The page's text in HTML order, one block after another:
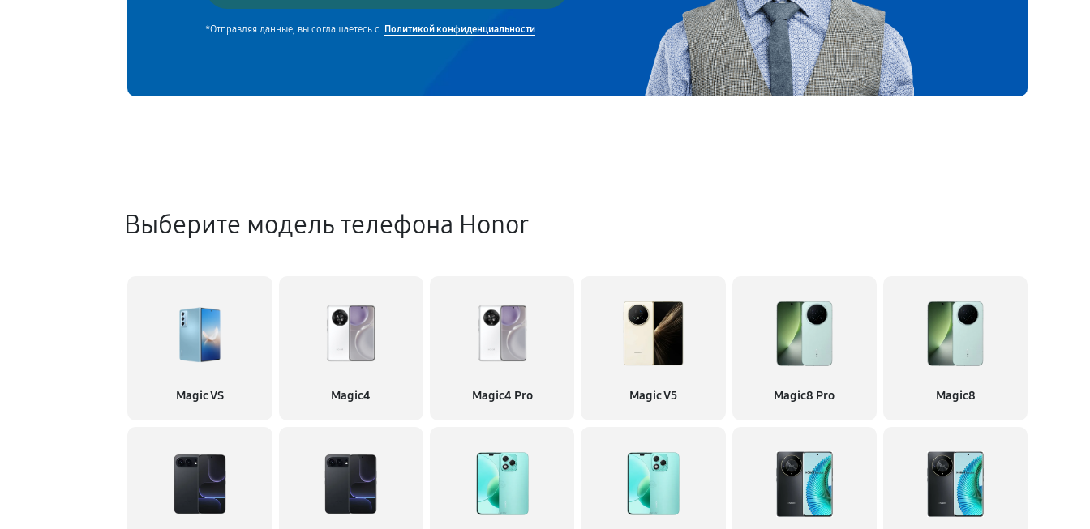
*Отправляя данные, вы соглашаетесь с Политикой конфиденциальности
Выберите модель телефона Honor
Magic VS Magic4 Magic4 Pro Magic V5 Magic8 Pro Magic8